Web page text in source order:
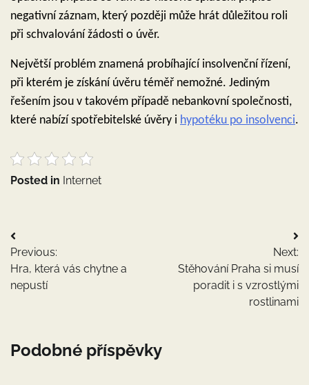
negativní záznam, který později může hrát důležitou roli
při schvalování žádosti o úvěr.
Největší problém znamená probíhající insolvenční řízení,
při kterém je získání úvěru téměř nemožné. Jediným
řešením jsou v takovém případě nebankovní společnosti,
které nabízí spotřebitelské úvěry i hypotéku po insolvenci.
Posted in Internet
Navigace
pro
příspěvek
Previous:
Hra, která vás chytne a
nepustí
Next:
Stěhování Praha si musí
poradit i s vzrostlými
rostlinami
Podobné příspěvky